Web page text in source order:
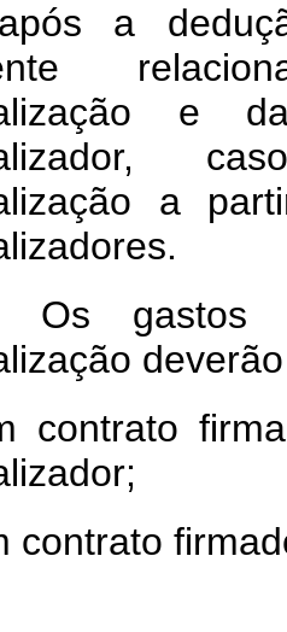
a
e
a
gastos
contrato
contrato